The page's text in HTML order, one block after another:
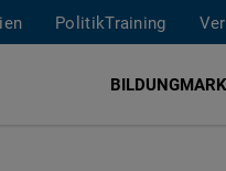
PolitikTraining
BILDUNG